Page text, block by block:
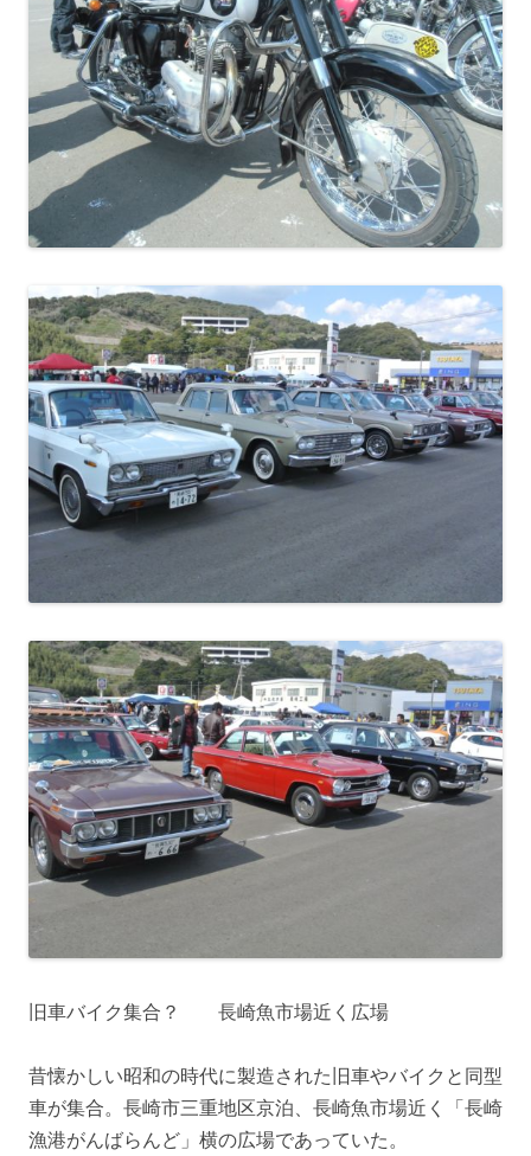
旧車バイク集合？ 長崎魚市場近く広場
昔懐かしい昭和の時代に製造された旧車やバイクと同型
車が集合。長崎市三重地区京泊、長崎魚市場近く「長崎
漁港がんばらんど」横の広場であっていた。